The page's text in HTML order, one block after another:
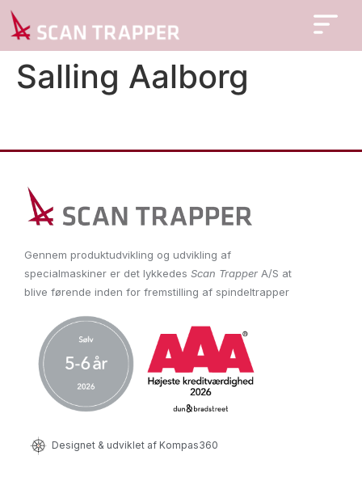
Salling Aalborg
Gennem produktudvikling og udvikling af
specialmaskiner er det lykkedes Scan Trapper A/S at
blive førende inden for fremstilling af spindeltrapper
Designet & udviklet af Kompas360